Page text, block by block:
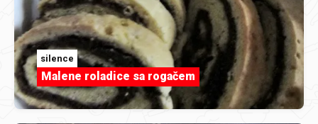
silence
Malene roladice sa rogačem